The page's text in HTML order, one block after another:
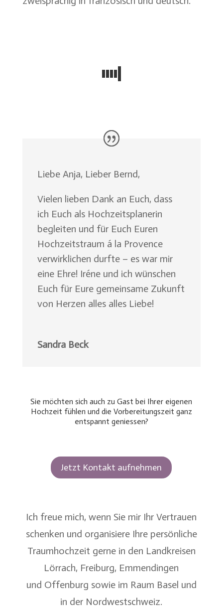
Liebe Anja, Lieber Bernd,
Vielen lieben Dank an Euch, dass
ich Euch als Hochzeitsplanerin
begleiten und für Euch Euren
Hochzeitstraum á la Provence
verwirklichen durfte – es war mir
eine Ehre! Iréne und ich wünschen
Euch für Eure gemeinsame Zukunft
von Herzen alles alles Liebe!
Sandra Beck
Sie möchten sich auch zu Gast bei Ihrer eigenen
Hochzeit fühlen und die Vorbereitungszeit ganz
entspannt geniessen?
Jetzt Kontakt aufnehmen
Ich freue mich, wenn Sie mir Ihr Vertrauen
schenken und organisiere Ihre persönliche
Traumhochzeit gerne in den Landkreisen
Lörrach, Freiburg, Emmendingen
und Offenburg sowie im Raum Basel und
in der Nordwestschweiz.